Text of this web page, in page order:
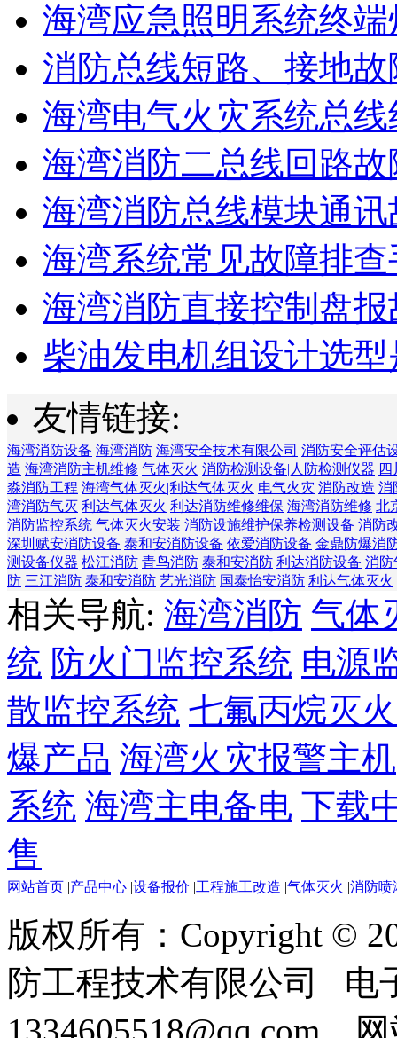
海湾应急照明系统终端
消防总线短路、接地故
海湾电气火灾系统总线
海湾消防二总线回路故
海湾消防总线模块通讯
海湾系统常见故障排
海湾消防直接控制盘报
柴油发电机组设计选型
友情链接:
海湾消防设备 海湾消防 海湾安全技术有限公司 消防安全评估
造 海湾消防主机维修 气体灭火 消防检测设备|人防检测仪器
淼消防工程 海湾气体灭火|利达气体灭火 电气火灾 消防改造 消
湾消防气灭 利达气体灭火 利达消防维修维保 海湾消防维修 北
消防监控系统 气体灭火安装 消防设施维护保养检测设备 消防
深圳赋安消防设备 泰和安消防设备 依爱消防设备 金鼎防爆消
测设备仪器 松江消防 青鸟消防 泰和安消防 利达消防设备 消防
防 三江消防 泰和安消防 艺光消防 国泰怡安消防 利达气体灭火
相关导航: 海湾消防 气体
统 防火门监控系统 电源
散监控系统 七氟丙烷灭
爆产品 海湾火灾报警主机
系统 海湾主电备电 下载
售
网站首页 |产品中心 |设备报价 |工程施工改造 |气体灭火 |消防喷
版权所有：Copyright ©
防工程技术有限公司 电